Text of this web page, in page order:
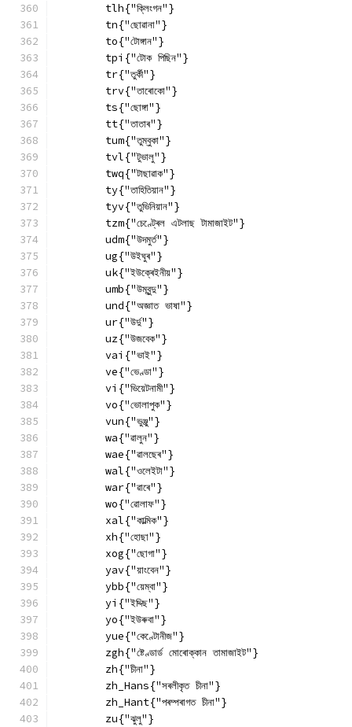
        tlh{"ক্লিংগন"}
        tn{"ছোৱানা"}
        to{"টোঙ্গান"}
        tpi{"টোক পিছিন"}
        tr{"তুৰ্কী"}
        trv{"তাৰোকো"}
        ts{"ছোঙ্গা"}
        tt{"তাতাৰ"}
        tum{"তুম্বুকা"}
        tvl{"টুভালু"}
        twq{"টাছাৱাক"}
        ty{"তাহিতিয়ান"}
        tyv{"তুভিনিয়ান"}
        tzm{"চেণ্ট্ৰেল এটলাছ টামাজাইট"}
        udm{"উদমুৰ্ত"}
        ug{"উইঘুৰ"}
        uk{"ইউক্ৰেইনীয়"}
        umb{"উম্বুন্দু"}
        und{"অজ্ঞাত ভাষা"}
        ur{"উৰ্দু"}
        uz{"উজবেক"}
        vai{"ভাই"}
        ve{"ভেণ্ডা"}
        vi{"ভিয়েটনামী"}
        vo{"ভোলাপুক"}
        vun{"ভুঞ্জু"}
        wa{"ৱালুন"}
        wae{"ৱালছেৰ"}
        wal{"ওলেইটা"}
        war{"ৱাৰে"}
        wo{"ৱোলাফ"}
        xal{"কাল্মিক"}
        xh{"হোছা"}
        xog{"ছোগা"}
        yav{"য়াংবেন"}
        ybb{"য়েম্বা"}
        yi{"ইদ্দিছ"}
        yo{"ইউৰুবা"}
        yue{"কেণ্টোনীজ"}
        zgh{"ষ্টেণ্ডাৰ্ড মোৰোক্কান তামাজাইট"}
        zh{"চীনা"}
        zh_Hans{"সৰলীকৃত চীনা"}
        zh_Hant{"পৰম্পৰাগত চীনা"}
        zu{"ঝুলু"}